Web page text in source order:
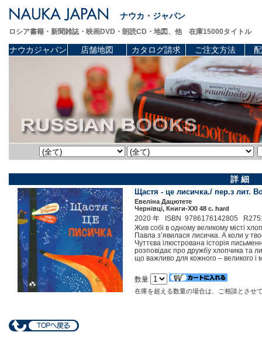
ナウカ・ジャパン
ロシア書籍・新聞雑誌・映画DVD・朗読CD・地図、他 在庫15000タイトル
ナウカジャパン 店舗地図 カタログ請求 ご注文方法
詳 細
Щастя - це лисичка./ пер.з лит.
Евеліна Дацютете
Чернівці, Книги-XXI 48 c. hard
2020 年 ISBN 9786176142805
Жив собі в одному великому місті
Павла з’явилася лисичка. А коли у
Чуттєва ілюстрована історія
розповідає про дружбу хлопчика та
що важливо для кожного – великого і
数量
在庫を超える数量の場合は、ご相談とさせ